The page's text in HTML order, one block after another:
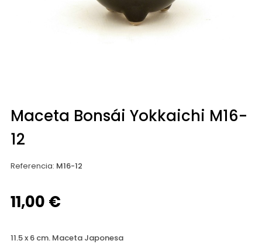
Maceta Bonsái Yokkaichi M16-
12
Referencia: M16-12
11,00 €
11.5 x 6 cm. Maceta Japonesa